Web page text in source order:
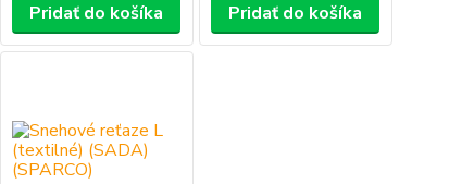
Pridať do košíka Pridať do košíka